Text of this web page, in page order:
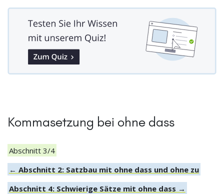
Kommasetzung bei ohne dass
Abschnitt 3/4
← Abschnitt 2: Satzbau mit ohne dass und ohne zu
Abschnitt 4: Schwierige Sätze mit ohne dass →